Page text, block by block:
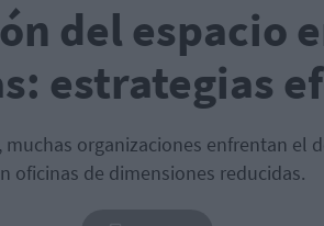
del espacio
estrategias
organizaciones enfrentan el
oficinas de dimensiones reducidas.